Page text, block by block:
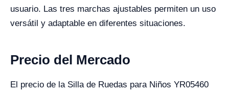
usuario. Las tres marchas ajustables permiten un uso
versátil y adaptable en diferentes situaciones.
Precio del Mercado
El precio de la Silla de Ruedas para Niños YR05460